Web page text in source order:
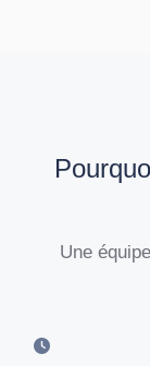
Une